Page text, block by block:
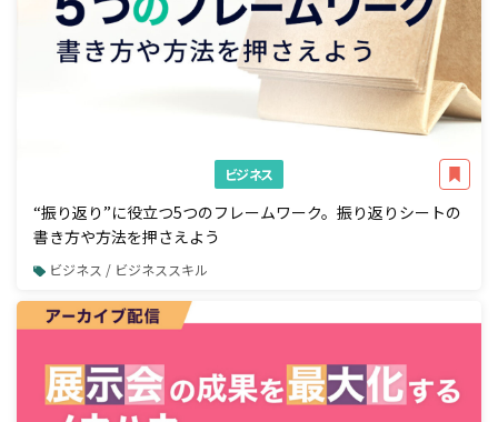
ビジネス
“振り返り”に役立つ5つのフレームワーク。振り返りシートの
書き方や方法を押さえよう
ビジネス / ビジネススキル